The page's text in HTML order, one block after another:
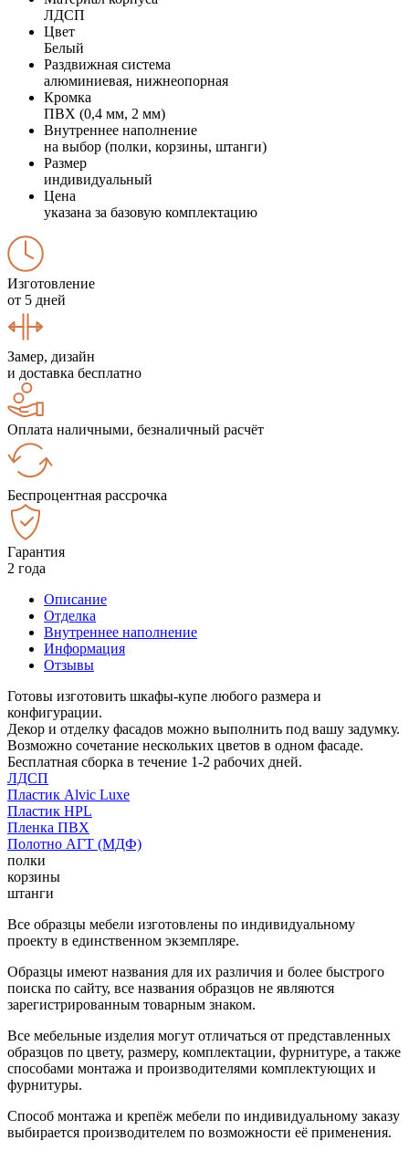
ЛДСП
Цвет
Белый
Раздвижная система
алюминиевая, нижнеопорная
Кромка
ПВХ (0,4 мм, 2 мм)
Внутреннее наполнение
на выбор (полки, корзины, штанги)
Размер
индивидуальный
Цена
указана за базовую комплектацию
Изготовление
от 5 дней
Замер, дизайн
и доставка бесплатно
Оплата наличными, безналичный расчёт
Беспроцентная рассрочка
Гарантия
2 года
Описание
Отделка
Внутреннее наполнение
Информация
Отзывы
Готовы изготовить шкафы-купе любого размера и
конфигурации.
Декор и отделку фасадов можно выполнить под вашу задумку.
Возможно сочетание нескольких цветов в одном фасаде.
Бесплатная сборка в течение 1-2 рабочих дней.
ЛДСП
Пластик Alvic Luxe
Пластик HPL
Пленка ПВХ
Полотно АГТ (МДФ)
полки
корзины
штанги
Все образцы мебели изготовлены по индивидуальному
проекту в единственном экземпляре.
Образцы имеют названия для их различия и более быстрого
поиска по сайту, все названия образцов не являются
зарегистрированным товарным знаком.
Все мебельные изделия могут отличаться от представленных
образцов по цвету, размеру, комплектации, фурнитуре, а также
способами монтажа и производителями комплектующих и
фурнитуры.
Способ монтажа и крепёж мебели по индивидуальному заказу
выбирается производителем по возможности её применения.